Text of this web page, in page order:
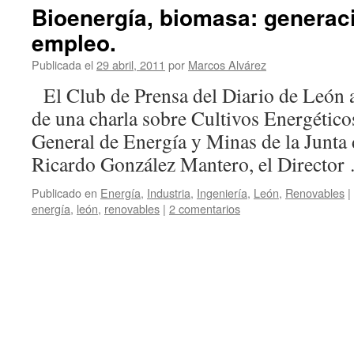
Bioenergía, biomasa:
empleo.
Publicada el 29 abril, 2011 por Marcos Alvárez
El Club de Prensa del Diario de León
de una charla sobre Cultivos
General de Energía y Minas de la
Ricardo González Mantero, el
Publicado en Energía, Industria, Ingeniería, León, Renovables |
energía, león, renovables | 2 comentarios